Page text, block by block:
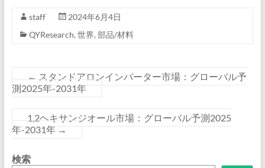
staff
2024年6月4日
QYResearch, 世界, 部品/材料
← スタンドアロンインバーター市場：グローバル予
測2025年-2031年
1,2ヘキサンジオール市場：グローバル予測2025
年-2031年 →
検索